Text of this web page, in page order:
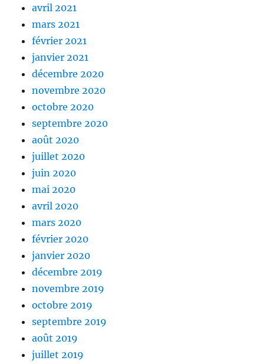
avril 2021
mars 2021
février 2021
janvier 2021
décembre 2020
novembre 2020
octobre 2020
septembre 2020
août 2020
juillet 2020
juin 2020
mai 2020
avril 2020
mars 2020
février 2020
janvier 2020
décembre 2019
novembre 2019
octobre 2019
septembre 2019
août 2019
juillet 2019